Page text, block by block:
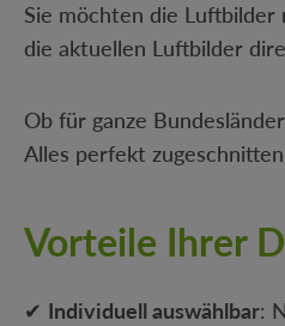
Sie möchten die
die aktuellen Luftbilder
Ob für ganze
Alles perfekt
Vorteile Ihrer
✔ Individuell auswählbar: